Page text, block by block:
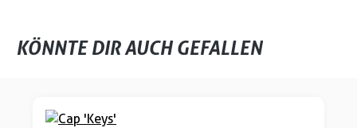
KÖNNTE DIR AUCH GEFALLEN